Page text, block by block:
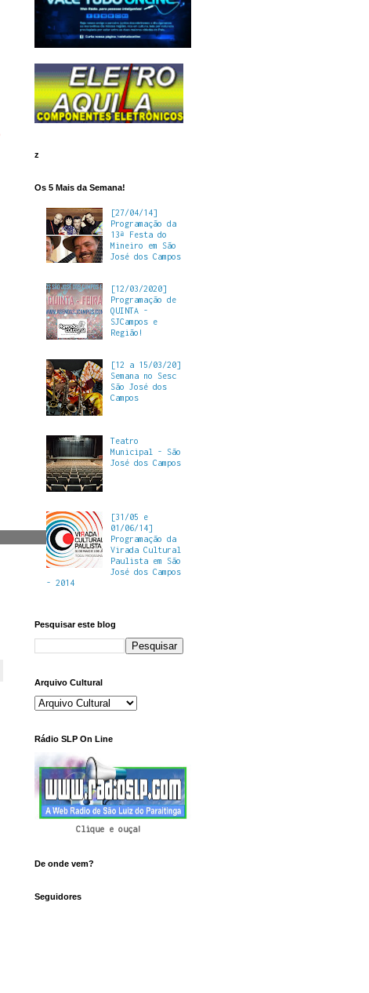
z
Os 5 Mais da Semana!
[27/04/14]
Programação da
13ª Festa do
Mineiro em São
José dos Campos
[12/03/2020]
Programação de
QUINTA -
SJCampos e
Região!
[12 a 15/03/20]
Semana no Sesc
São José dos
Campos
Teatro
Municipal - São
José dos Campos
[31/05 e
01/06/14]
Programação da
Virada Cultural
Paulista em São
José dos Campos
- 2014
Pesquisar este blog
Arquivo Cultural
Rádio SLP On Line
Clique e ouça!
De onde vem?
Seguidores